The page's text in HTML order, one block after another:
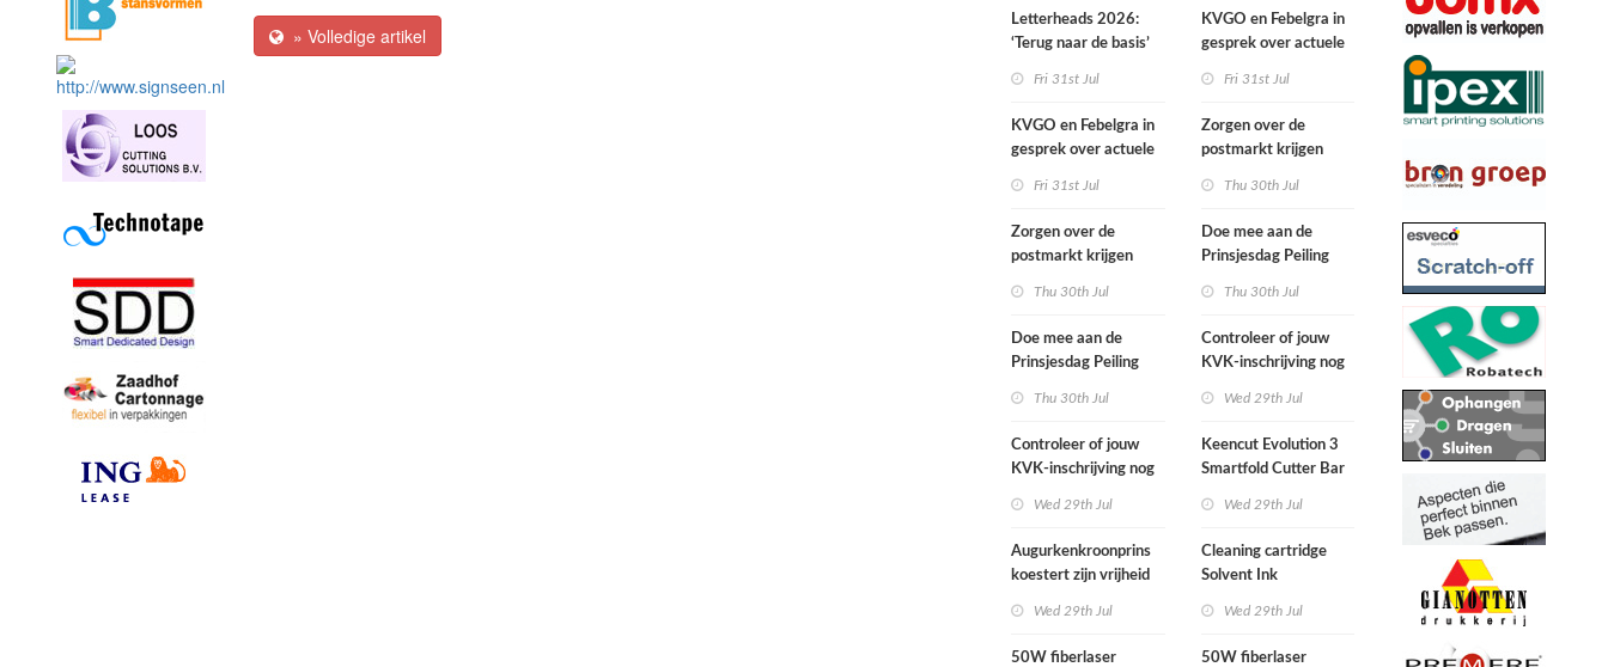
» Volledige artikel
Letterheads 2026:
‘Terug naar de basis’
Fri 31st Jul
KVGO en Febelgra in
gesprek over actuele
Fri 31st Jul
Zorgen over de
postmarkt krijgen
Thu 30th Jul
Doe mee aan de
Prinsjesdag Peiling
Thu 30th Jul
Controleer of jouw
KVK-inschrijving nog
Wed 29th Jul
Augurkenkroonprins
koestert zijn vrijheid
Wed 29th Jul
50W fiberlaser
KVGO en Febelgra in
gesprek over actuele
Fri 31st Jul
Zorgen over de
postmarkt krijgen
Thu 30th Jul
Doe mee aan de
Prinsjesdag Peiling
Thu 30th Jul
Controleer of jouw
KVK-inschrijving nog
Wed 29th Jul
Keencut Evolution 3
Smartfold Cutter Bar
Wed 29th Jul
Cleaning cartridge
Solvent Ink
Wed 29th Jul
50W fiberlaser